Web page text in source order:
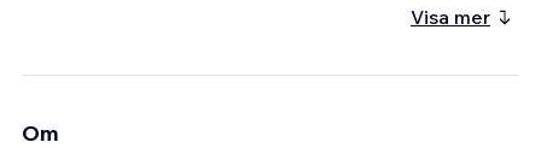
Visa mer
Om